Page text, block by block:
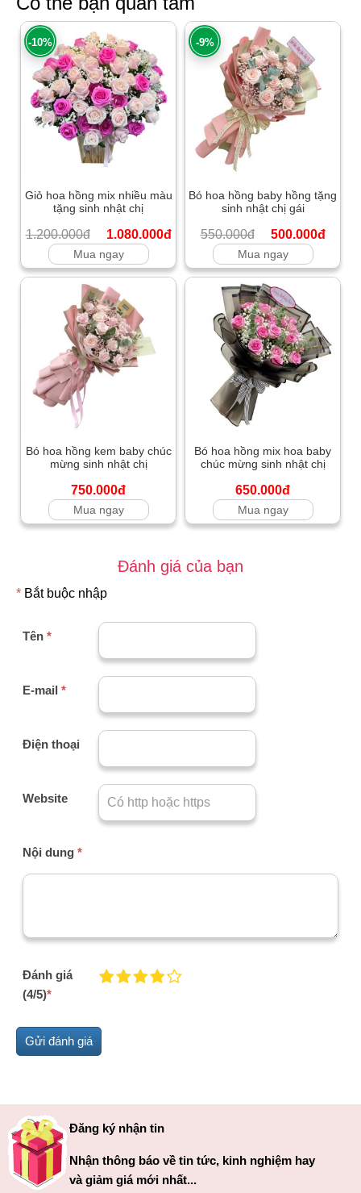
-10%
Giỏ hoa hồng mix nhiều màu
tặng sinh nhật chị
1.200.000đ 1.080.000đ
Mua ngay
-9%
Bó hoa hồng baby hồng tặng
sinh nhật chị gái
550.000đ 500.000đ
Mua ngay
Bó hoa hồng kem baby chúc
mừng sinh nhật chị
750.000đ
Mua ngay
Bó hoa hồng mix hoa baby
chúc mừng sinh nhật chị
650.000đ
Mua ngay
Đánh giá của bạn
* Bắt buộc nhập
Tên *
E-mail *
Điện thoại
Website
Nội dung *
Đánh giá
(4/5)*
Đăng ký nhận tin
Nhận thông báo về tin tức, kinh nghiệm hay
và giảm giá mới nhất...